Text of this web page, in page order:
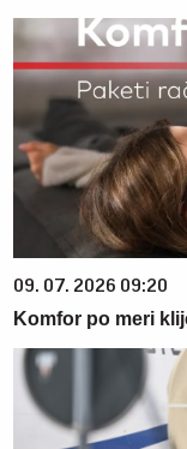
09. 07. 2026 09:20
Komfor po meri